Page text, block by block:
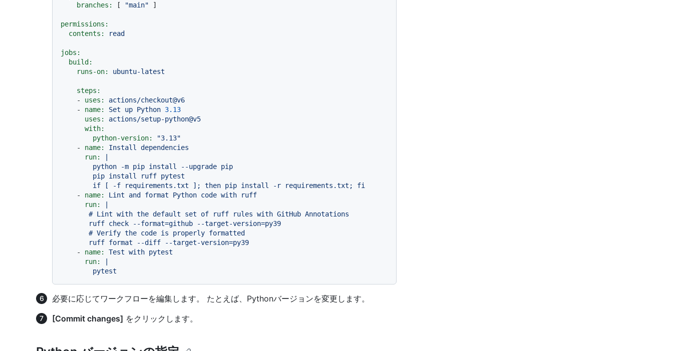
branches:
[ "main" ]
permissions:
contents:
read
jobs:
build:
runs-on:
ubuntu-latest
steps:
-
uses:
actions/checkout@v6
-
name: Set up Python 3.13
uses:
actions/setup-python@v5
with:
python-version:
"3.13"
-
name: Install
dependencies
run:
|
-
name: Lint and format Python code with
ruff
run:
|
-
name: Test with pytest
run:
|
必要に応じてワークフローを編集します。 たとえば、Pythonバージョンを変更します。
[Commit changes] をクリックします。